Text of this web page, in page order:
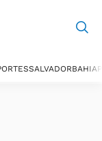
SALVADORBAHIA